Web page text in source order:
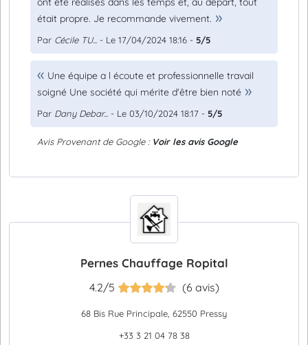
était propre. Je recommande vivement.
Par Cécile TU... - Le 17/04/2024 18:16 - 5/5
Une équipe a l écoute et professionnelle travail
soigné Une société qui mérite d'être bien noté
Par Dany Debar... - Le 03/10/2024 18:17 - 5/5
Avis Provenant de Google : Voir les avis Google
Pernes Chauffage Ropital
4.2/5 (6 avis)
68 Bis Rue Principale, 62550 Pressy
+33 3 21 04 78 38